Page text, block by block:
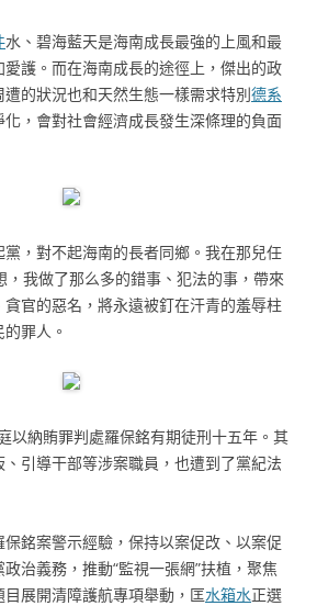
水、碧海藍天是海南成長最強的上風和最
護。而在海南成長的途徑上，傑出的政
的狀況也和天然生態一樣需求特別德系
化，會對社會經濟成長發生深條理的負面
黨，對不起海南的長者同鄉。我在那兒任
，我做了那么多的錯事、犯法的事，帶來
官的惡名，將永遠被釘在汗青的羞辱柱
罪人。
以納賄罪判處羅保銘有期徒刑十五年。其
引導干部等涉案職員，也遭到了黨紀法
銘案警示經驗，保持以案促改、以案促
治義務，推動“監視一張網”扶植，聚焦
展開清障護航專項舉動，匡水箱水正選